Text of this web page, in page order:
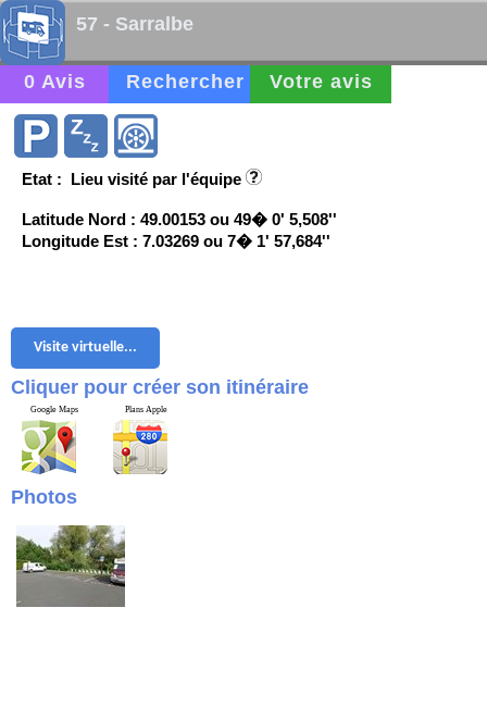
57 - Sarralbe
0 Avis Rechercher Votre avis
Etat : Lieu visité par l'équipe
Latitude Nord : 49.00153 ou 49� 0' 5,508''
Longitude Est : 7.03269 ou 7� 1' 57,684''
Visite virtuelle...
Cliquer pour créer son itinéraire
Google Maps Plans Apple
Photos